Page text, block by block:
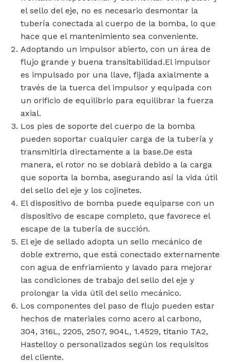
el sello del eje, no es necesario desmontar la
tubería conectada al cuerpo de la bomba, lo que
hace que el mantenimiento sea conveniente.
Adoptando un impulsor abierto, con un área de
flujo grande y buena transitabilidad.El impulsor
es impulsado por una llave, fijada axialmente a
través de la tuerca del impulsor y equipada con
un orificio de equilibrio para equilibrar la fuerza
axial.
Los pies de soporte del cuerpo de la bomba
pueden soportar cualquier carga de la tubería y
transmitirla directamente a la base.De esta
manera, el rotor no se doblará debido a la carga
que soporta la bomba, asegurando así la vida útil
del sello del eje y los cojinetes.
El dispositivo de bomba puede equiparse con un
dispositivo de escape completo, que favorece el
escape de la tubería de succión.
El eje de sellado adopta un sello mecánico de
doble extremo, que está conectado externamente
con agua de enfriamiento y lavado para mejorar
las condiciones de trabajo del sello del eje y
prolongar la vida útil del sello mecánico.
Los componentes del paso de flujo pueden estar
hechos de materiales como acero al carbono,
304, 316L, 2205, 2507, 904L, 1.4529, titanio TA2,
Hastelloy o personalizados según los requisitos
del cliente.